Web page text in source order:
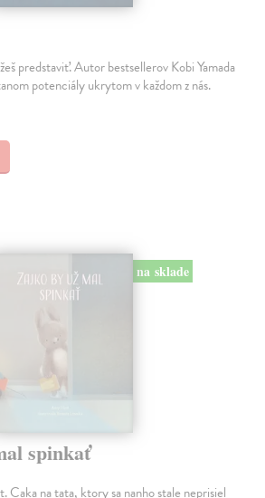
predstaviť. Autor bestsellerov Kobi Yamada
potenciály ukrytom v každom z nás.
na sklade
spinkať
Caka na tata, ktory sa nanho stale neprisiel